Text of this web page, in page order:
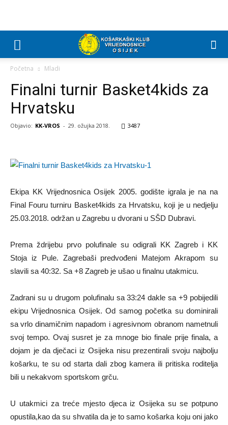
Početna Mladi
Finalni turnir Basket4kids za
Hrvatsku
Objavio: KK-VROS - 29. ožujka 2018. 3487
Ekipa KK Vrijednosnica Osijek 2005. godište igrala je na na
Final Fouru turniru Basket4kids za Hrvatsku, koji je u nedjelju
25.03.2018. održan u Zagrebu u dvorani u SŠD Dubravi.
Prema ždrijebu prvo polufinale su odigrali KK Zagreb i KK
Stoja iz Pule. Zagrebaši predvođeni Matejom Akrapom su
slavili sa 40:32. Sa +8 Zagreb je ušao u finalnu utakmicu.
Zadrani su u drugom polufinalu sa 33:24 dakle sa +9 pobijedili
ekipu Vrijednosnica Osijek. Od samog početka su dominirali
sa vrlo dinamičnim napadom i agresivnom obranom nametnuli
svoj tempo. Ovaj susret je za mnoge bio finale prije finala, a
dojam je da dječaci iz Osijeka nisu prezentirali svoju najbolju
košarku, te su od starta dali zbog kamera ili pritiska roditelja
bili u nekakvom sportskom grču.
U utakmici za treće mjesto djeca iz Osijeka su se potpuno
opustila,kao da su shvatila da je to samo košarka koju oni jako